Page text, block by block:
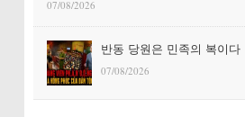
07/08/2026
반동 당원은 민족의 복이다
07/08/2026